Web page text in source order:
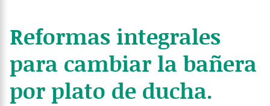
Reformas integrales
para cambiar la bañera
por plato de ducha.